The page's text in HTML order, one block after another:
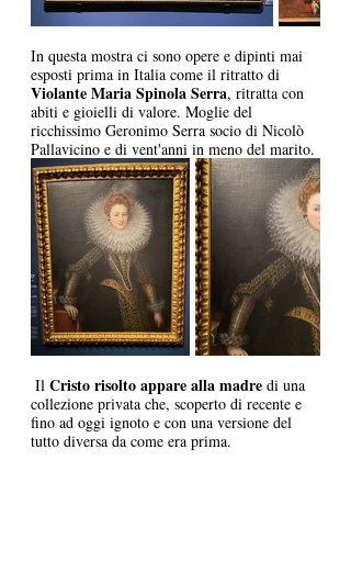
In questa mostra ci sono opere e dipinti mai
esposti prima in Italia come il ritratto di
Violante Maria Spinola Serra, ritratta con
abiti e gioielli di valore. Moglie del
ricchissimo Geronimo Serra socio di Nicolò
Pallavicino e di vent'anni in meno del marito.
Il Cristo risolto appare alla madre di una
collezione privata che, scoperto di recente e
fino ad oggi ignoto e con una versione del
tutto diversa da come era prima.